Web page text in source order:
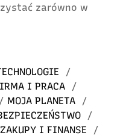
zarówno w
/
I PRACA
/
/ MOJA PLANETA
/
/
I FINANSE
/